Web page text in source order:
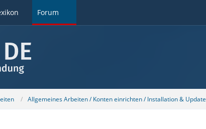
Forum
Allgemeines Arbeiten / Konten einrichten / Installation & Update